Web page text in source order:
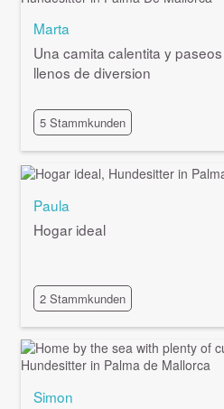
Marta
Una camita calentita y paseos
llenos de diversion
5 Stammkunden
Paula
Hogar ideal
2 Stammkunden
Simon